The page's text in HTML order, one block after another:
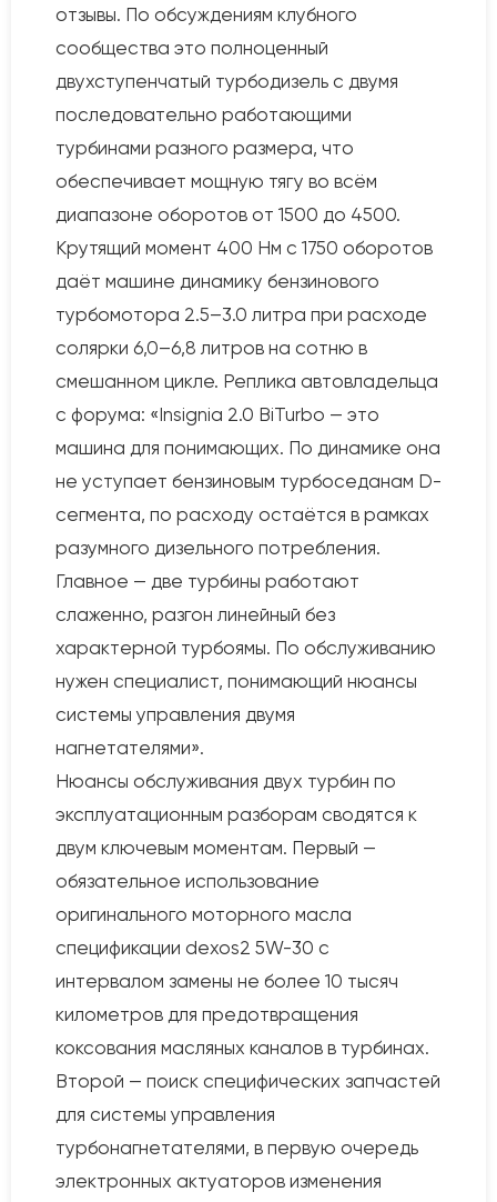
отзывы. По обсуждениям клубного
сообщества это полноценный
двухступенчатый турбодизель с двумя
последовательно работающими
турбинами разного размера, что
обеспечивает мощную тягу во всём
диапазоне оборотов от 1500 до 4500.
Крутящий момент 400 Нм с 1750 оборотов
даёт машине динамику бензинового
турбомотора 2.5–3.0 литра при расходе
солярки 6,0–6,8 литров на сотню в
смешанном цикле. Реплика автовладельца
с форума: «Insignia 2.0 BiTurbo — это
машина для понимающих. По динамике она
не уступает бензиновым турбоседанам D-
сегмента, по расходу остаётся в рамках
разумного дизельного потребления.
Главное — две турбины работают
слаженно, разгон линейный без
характерной турбоямы. По обслуживанию
нужен специалист, понимающий нюансы
системы управления двумя
нагнетателями».
Нюансы обслуживания двух турбин по
эксплуатационным разборам сводятся к
двум ключевым моментам. Первый —
обязательное использование
оригинального моторного масла
спецификации dexos2 5W-30 с
интервалом замены не более 10 тысяч
километров для предотвращения
коксования масляных каналов в турбинах.
Второй — поиск специфических запчастей
для системы управления
турбонагнетателями, в первую очередь
электронных актуаторов изменения